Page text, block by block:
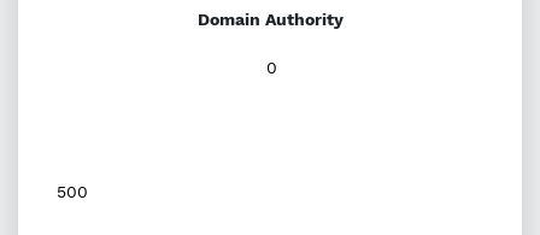
Domain Authority
0
500